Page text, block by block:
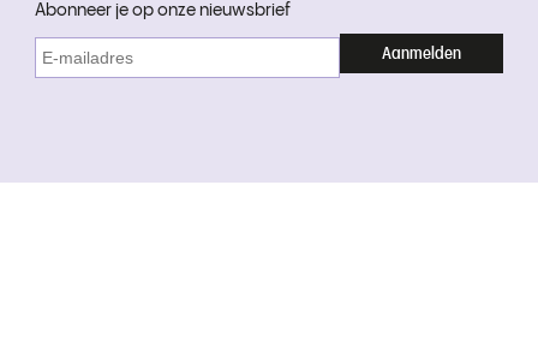
Abonneer je op onze nieuwsbrief